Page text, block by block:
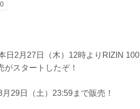
2月27日（木）12時よりRIZIN 100
スタートしたぞ！
29日（土）23:59まで販売！